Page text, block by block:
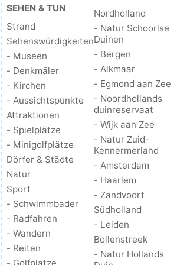
SEHEN & TUN
Strand
Sehenswürdigkeiten
- Museen
- Denkmäler
- Kirchen
- Aussichtspunkte
Attraktionen
- Spielplätze
- Minigolfplätze
Dörfer & Städte
Natur
Sport
- Schwimmbader
- Radfahren
- Wandern
- Reiten
Nordholland
- Natur Schoorlse
Duinen
- Bergen
- Alkmaar
- Egmond aan Zee
- Noordhollands
duinreservaat
- Wijk aan Zee
- Natur Zuid-
Kennermerland
- Amsterdam
- Haarlem
- Zandvoort
Südholland
- Leiden
Bollenstreek
- Natur Hollands